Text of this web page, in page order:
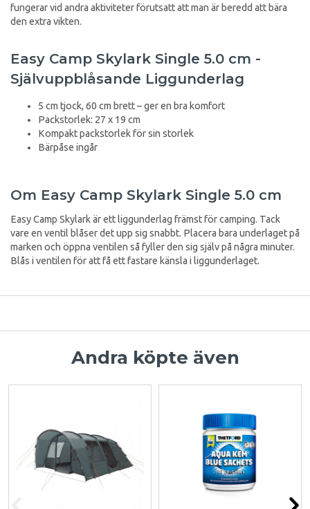
fungerar vid andra aktiviteter förutsatt att man är beredd att bära
den extra vikten.
Easy Camp Skylark Single 5.0 cm -
Självuppblåsande Liggunderlag
5 cm tjock, 60 cm brett – ger en bra komfort
Packstorlek: 27 x 19 cm
Kompakt packstorlek för sin storlek
Bärpåse ingår
Om Easy Camp Skylark Single 5.0 cm
Easy Camp Skylark är ett liggunderlag främst för camping. Tack
vare en ventil blåser det upp sig snabbt. Placera bara underlaget på
marken och öppna ventilen så fyller den sig själv på några minuter.
Blås i ventilen för att få ett fastare känsla i liggunderlaget.
Andra köpte även